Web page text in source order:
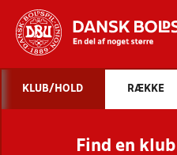
STILLINGER,
KLUB/HOLD RÆKKE
Find en